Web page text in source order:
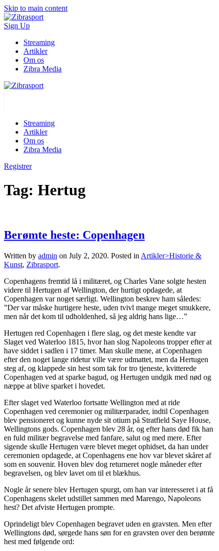
Skip to main content
Sign Up
Streaming
Artikler
Om os
Zibra Media
Streaming
Artikler
Om os
Zibra Media
Registrer
Tag: Hertug
Berømte heste: Copenhagen
Written by admin on July 2, 2020. Posted in Artikler>Historie &
Kunst, Zibrasport.
Copenhagens fremtid lå i militæret, og Charles Vane solgte hesten
videre til Hertugen af Wellington, der hurtigt opdagede, at
Copenhagen var noget særligt. Wellington beskrev ham således:
”Der var måske hurtigere heste, uden tvivl mange meget smukkere,
men når det kom til udholdenhed, så jeg aldrig hans lige…”
Hertugen red Copenhagen i flere slag, og det meste kendte var
Slaget ved Waterloo 1815, hvor han slog Napoleons tropper efter at
have siddet i sadlen i 17 timer. Man skulle mene, at Copenhagen
efter den noget lange ridetur ville være udmattet, men da Hertugen
steg af, og klappede sin hest som tak for tro tjeneste, kvitterede
Copenhagen ved at sparke bagud, og Hertugen undgik med nød og
næppe at blive sparket i hovedet.
Efter slaget ved Waterloo fortsatte Wellington med at ride
Copenhagen ved ceremonier og militærparader, indtil Copenhagen
blev pensioneret og kunne nyde sit otium på Stratfield Saye House,
Wellingtons gods. Copenhagen blev 28 år, og efter hans død fik han
en fuld militær begravelse med fanfare, salut og med mere. Efter
sigende skulle Hertugen være blevet meget ophidset, da han under
ceremonien opdagede, at Copenhagens ene hov var blevet skåret af
som en souvenir. Hoven blev dog returneret nogle måneder efter
begravelsen, og blev lavet om til et blækhus.
Nogle år senere blev Hertugen spurgt, om han var interesseret i at få
Copenhagens skelet udstillet sammen med Marengo, Napoleons
hest? Det afviste Hertugen prompte.
Oprindeligt blev Copenhagen begravet uden en gravsten. Men efter
Wellingtons død, sørgede hans søn for en gravsten over den berømte
hest med følgende ord: